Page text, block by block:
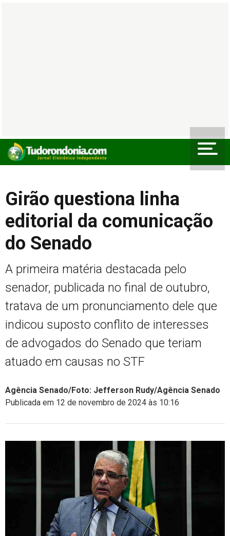
Girão questiona linha
editorial da comunicação
do Senado
A primeira matéria destacada pelo
senador, publicada no final de outubro,
tratava de um pronunciamento dele que
indicou suposto conflito de interesses
de advogados do Senado que teriam
atuado em causas no STF
Agência Senado/Foto: Jefferson Rudy/Agência Senado
Publicada em 12 de novembro de 2024 às 10:16